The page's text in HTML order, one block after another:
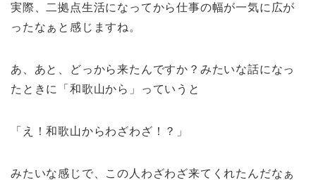
実際、二拠点生活になってから仕事の幅が一気に広が
ったなぁと感じますね。
あ、あと、どっから来たんですか？みたいな話になっ
たときに「和歌山から」っていうと
「え！和歌山からわざわざ！？」
みたいな感じで、この人わざわざ来てくれたんだなぁ